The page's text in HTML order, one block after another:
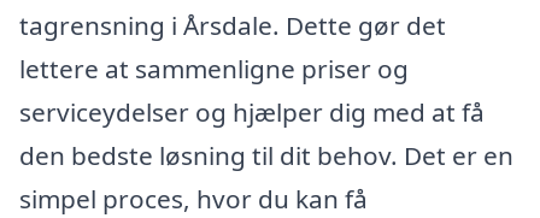
tagrensning i Årsdale. Dette gør det
lettere at sammenligne priser og
serviceydelser og hjælper dig med at få
den bedste løsning til dit behov. Det er en
simpel proces, hvor du kan få